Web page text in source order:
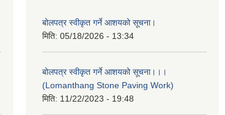
बोलपत्र स्वीकृत गर्ने आशयको सूचना।
मिति: 05/18/2026 - 13:34
बोलपत्र स्वीकृत गर्ने आशयको सूचना।।।
(Lomanthang Stone Paving Work)
मिति: 11/22/2023 - 19:48